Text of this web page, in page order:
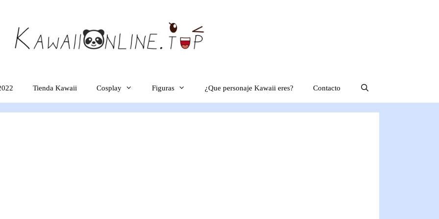
Tienda Kawaii Cosplay Figuras ¿Que personaje Kawaii eres? Contacto